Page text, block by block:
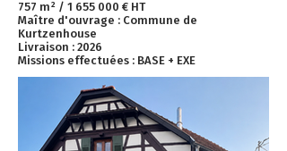
757 m² / 1 655 000 € HT ​
Maître d'ouvrage : Commune de
Kurtzenhouse
Livraison : 2026
Missions effectuées : BASE + EXE